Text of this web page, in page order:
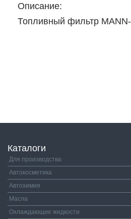
Описание:
Топливный фильтр
Каталоги
Для производства
Автокосметика
Автохимия
Масла
Охлаждающие жидкости